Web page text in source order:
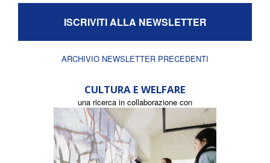
ISCRIVITI ALLA NEWSLETTER
ARCHIVIO NEWSLETTER PRECEDENTI
CULTURA E WELFARE
una ricerca in collaborazione con